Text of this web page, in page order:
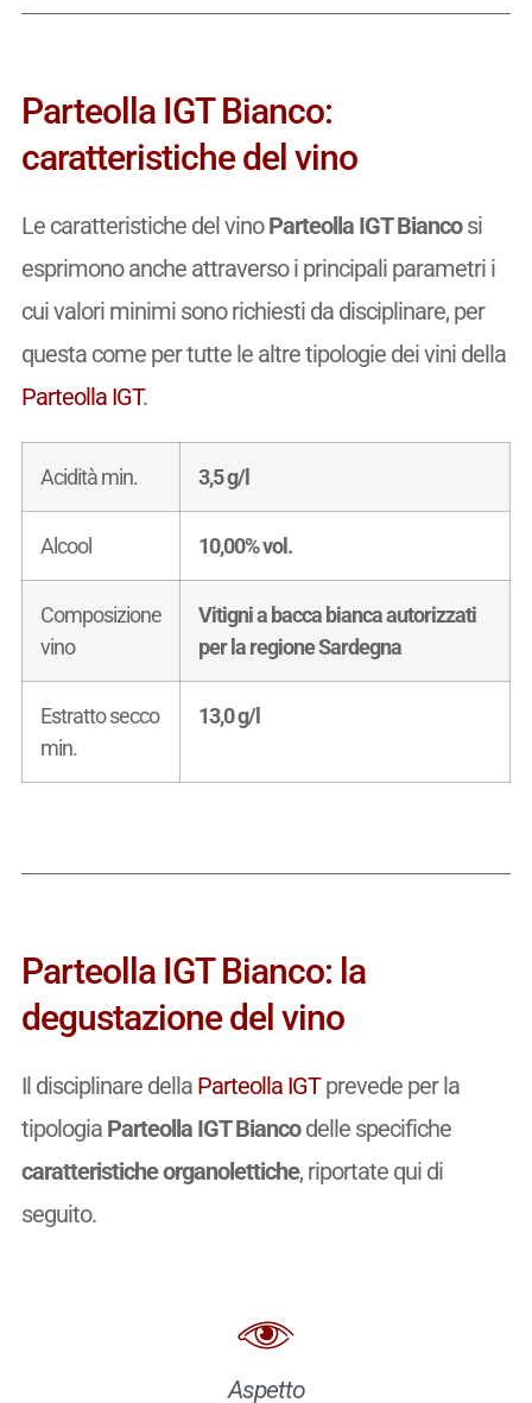
Parteolla IGT Bianco:
caratteristiche del vino
Le caratteristiche del vinoParteolla IGT Biancosi
esprimono anche attraverso i principali parametri i
cui valori minimi sono richiesti da disciplinare, per
questa come per tutte le altre tipologie dei vini della
Parteolla IGT.
Acidità min. 3,5 g/l
Alcool 10,00% vol.
Composizione
vino
Vitigni a bacca bianca autorizzati
per la regione Sardegna
Estratto secco
min.
13,0 g/l
Parteolla IGT Bianco: la
degustazione del vino
Il disciplinare della Parteolla IGTprevede per la
tipologia Parteolla IGT Biancodelle specifiche
caratteristiche organolettiche, riportate qui di
seguito.
Aspetto